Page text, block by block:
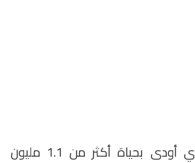
حيث تسبب الوباء، الذي أودى بحياة أكثر من 1.1 مليون